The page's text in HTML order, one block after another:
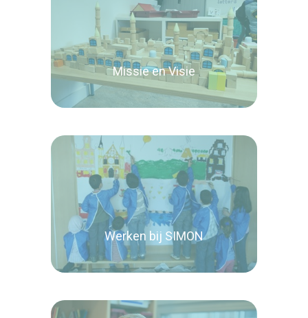
Missie en Visie
Lees verder
Werken bij SIMON